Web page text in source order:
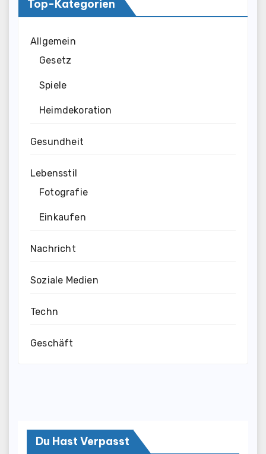
Top-Kategorien
Allgemein
Gesetz
Spiele
Heimdekoration
Gesundheit
Lebensstil
Fotografie
Einkaufen
Nachricht
Soziale Medien
Techn
Geschäft
Du Hast Verpasst